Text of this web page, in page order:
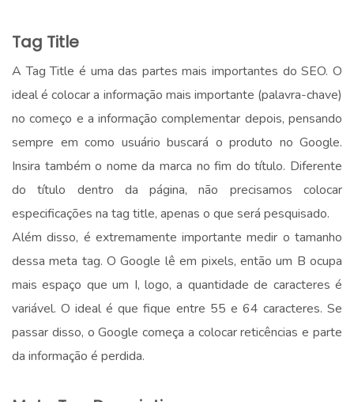
Tag Title
A Tag Title é uma das partes mais importantes do SEO. O
ideal é colocar a informação mais importante (palavra-chave)
no começo e a informação complementar depois, pensando
sempre em como usuário buscará o produto no Google.
Insira também o nome da marca no fim do título. Diferente
do título dentro da página, não precisamos colocar
especificações na tag title, apenas o que será pesquisado.
Além disso, é extremamente importante medir o tamanho
dessa meta tag. O Google lê em pixels, então um B ocupa
mais espaço que um I, logo, a quantidade de caracteres é
variável. O ideal é que fique entre 55 e 64 caracteres. Se
passar disso, o Google começa a colocar reticências e parte
da informação é perdida.